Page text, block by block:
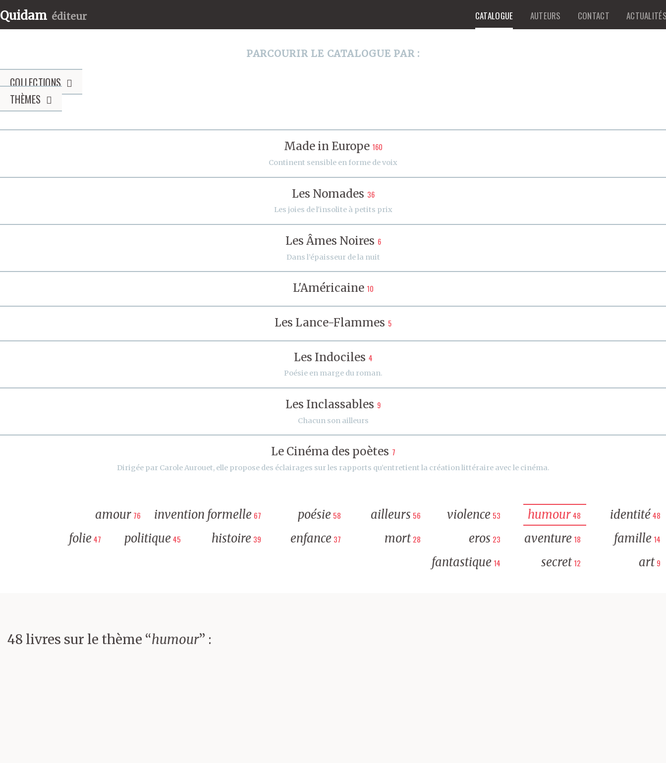
Quidam éditeur CATALOGUE AUTEURS CONTACT
PARCOURIR LE CATALOGUE PAR :
COLLECTIONS
THÈMES
Made in Europe 160
Continent sensible en forme de voix
Les Nomades 36
Les joies de l'insolite à petits prix
Les Âmes Noires 6
Dans l’épaisseur de la nuit
L'Américaine 10
Les Lance-Flammes 5
Les Indociles 4
Poésie en marge du roman.
Les Inclassables 9
Chacun son ailleurs
Le Cinéma des poètes 7
Dirigée par Carole Aurouet, elle propose des éclairages sur les rapports qu’entretient la création littéraire avec le cinéma.
amour 76 invention formelle 67 poésie 58 ailleurs 56 violence 53 humour48 identité48
folie47 politique 45 histoire 39 enfance 37 mort 28 eros 23 aventure 18 famille 14
fantastique 14 secret 12 art 9
48 livres sur le thème “humour” :